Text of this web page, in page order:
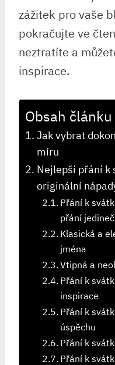
zážitek pro vaše
pokračujte ve
neztratíte a
inspirace.
Obsah článku
Jak vybrat
míru
Nejlepší přání k
originální
Přání k
přání
Klasická a
jména
Vtipná a
Přání k
inspirace
Přání k
úspěchu
Přání k
Přání k